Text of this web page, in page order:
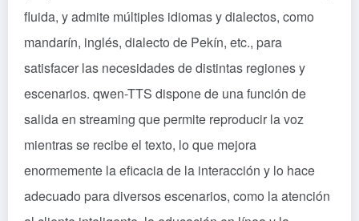
fluida, y admite múltiples idiomas y dialectos, como
mandarín, inglés, dialecto de Pekín, etc., para
satisfacer las necesidades de distintas regiones y
escenarios. qwen-TTS dispone de una función de
salida en streaming que permite reproducir la voz
mientras se recibe el texto, lo que mejora
enormemente la eficacia de la interacción y lo hace
adecuado para diversos escenarios, como la atención